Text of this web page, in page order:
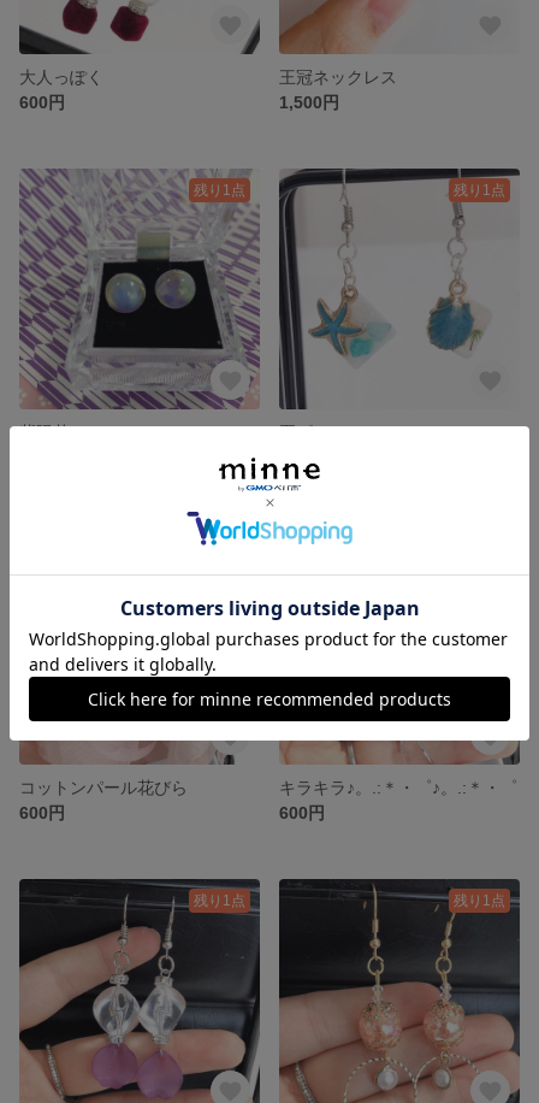
大人っぽく
600円
王冠ネックレス
1,500円
残り1点
紫陽花
残り1点
夏ピアス
残り1点
コットンパール花びら
600円
キラキラ♪。.:＊・゜♪。.:＊・゜
600円
残り1点 残り1点